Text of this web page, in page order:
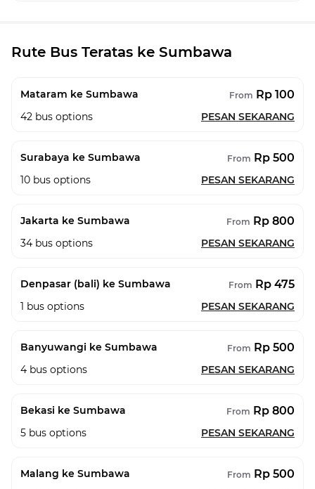
Rute Bus Teratas ke Sumbawa
Mataram ke Sumbawa From Rp 100
42 bus options PESAN SEKARANG
Surabaya ke Sumbawa From Rp 500
10 bus options PESAN SEKARANG
Jakarta ke Sumbawa From Rp 800
34 bus options PESAN SEKARANG
Denpasar (bali) ke Sumbawa From Rp 475
1 bus options PESAN SEKARANG
Banyuwangi ke Sumbawa From Rp 500
4 bus options PESAN SEKARANG
Bekasi ke Sumbawa From Rp 800
5 bus options PESAN SEKARANG
Malang ke Sumbawa From Rp 500